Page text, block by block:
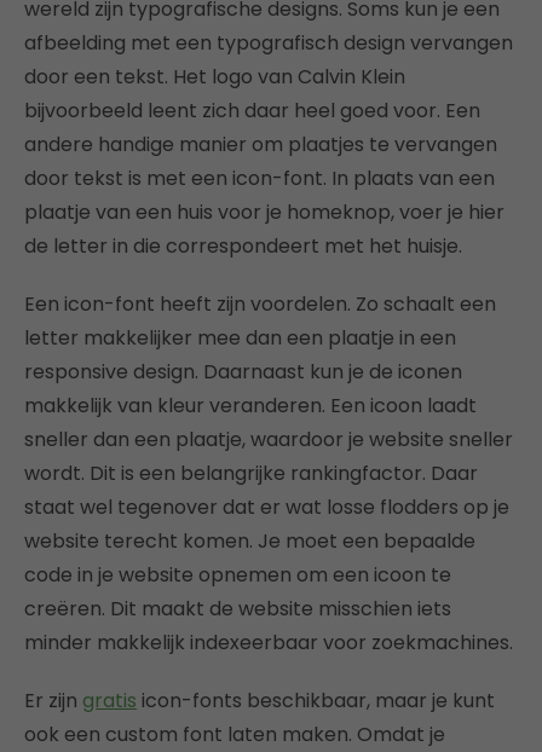
wereld zijn typografische designs. Soms kun je een
afbeelding met een typografisch design vervangen
door een tekst. Het logo van Calvin Klein
bijvoorbeeld leent zich daar heel goed voor. Een
andere handige manier om plaatjes te vervangen
door tekst is met een icon-font. In plaats van een
plaatje van een huis voor je homeknop, voer je hier
de letter in die correspondeert met het huisje.
Een icon-font heeft zijn voordelen. Zo schaalt een
letter makkelijker mee dan een plaatje in een
responsive design. Daarnaast kun je de iconen
makkelijk van kleur veranderen. Een icoon laadt
sneller dan een plaatje, waardoor je website sneller
wordt. Dit is een belangrijke rankingfactor. Daar
staat wel tegenover dat er wat losse flodders op je
website terecht komen. Je moet een bepaalde
code in je website opnemen om een icoon te
creëren. Dit maakt de website misschien iets
minder makkelijk indexeerbaar voor zoekmachines.
Er zijn gratis icon-fonts beschikbaar, maar je kunt
ook een custom font laten maken. Omdat je